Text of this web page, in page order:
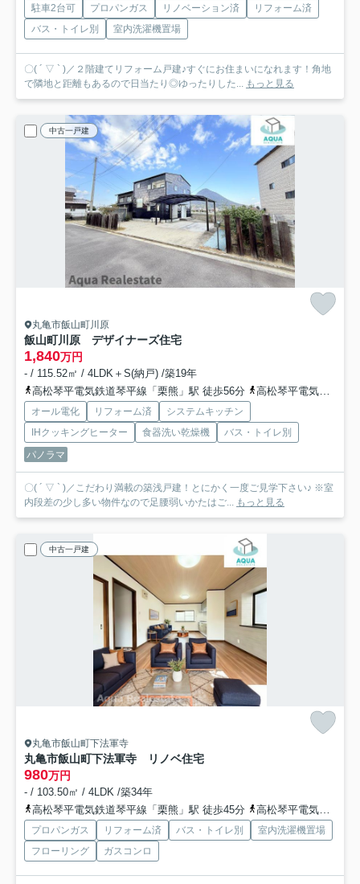
駐車2台可 プロパンガス リノベーション済
リフォーム済
バス・トイレ別
室内洗濯機置場
〇( ´ ▽ ` )／２階建てリフォーム戸建♪すぐにお住まいになれます！角地
で隣地と距離もあるので日当たり◎ゆったりした...
もっと見る
中古一戸建
丸亀市飯山町川原
飯山町川原 デザイナーズ住宅
1,840万円
- / 115.52㎡ / 4LDK＋S(納戸) /築19年
高松琴平電気鉄道琴平線「栗熊」駅 徒歩56分
高松琴平電気鉄道琴平線「岡田」駅 徒歩64分
オール電化 リフォーム済
システムキッチン
IHクッキングヒーター
食器洗い乾燥機
バス・トイレ別
パノラマ
〇( ´ ▽ ` )／こだわり満載の築浅戸建！とにかく一度ご見学下さい♪ ※室
内段差の少し多い物件なので足腰弱いかたはご...
もっと見る
中古一戸建
丸亀市飯山町下法軍寺
丸亀市飯山町下法軍寺 リノベ住宅
980万円
- / 103.50㎡ / 4LDK /築34年
高松琴平電気鉄道琴平線「栗熊」駅 徒歩45分
高松琴平電気鉄道琴平線「羽床」駅 徒歩67分
プロパンガス リフォーム済 バス・トイレ別
室内洗濯機置場
フローリング
ガスコンロ